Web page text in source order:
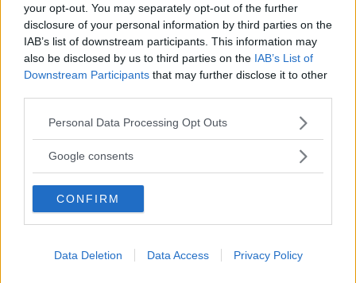
your opt-out. You may separately opt-out of the further
disclosure of your personal information by third parties on the
IAB’s list of downstream participants. This information may
also be disclosed by us to third parties on the IAB’s List of
Downstream Participants that may further disclose it to other
Please note that this website/app uses one or more Google
not limited to your visit or usage behaviour. You may click to
use your data for below specified purposes in below Google
consent section.
Personal Data Processing Opt Outs
Google consents
CONFIRM
Data Deletion Data Access Privacy Policy